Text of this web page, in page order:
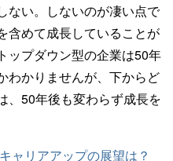
ない。しないのが凄い点で
含めて成長していることが
ップダウン型の企業は50年
わかりませんが、下からど
、50年後も変わらず成長を
リアアップの展望は？